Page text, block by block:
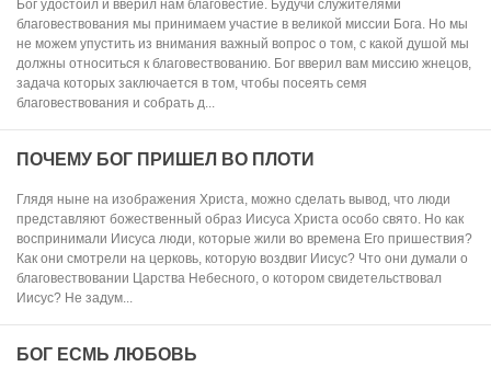
Бог удостоил и вверил нам благовестие. Будучи служителями
благовествования мы принимаем участие в великой миссии Бога. Но мы
не можем упустить из внимания важный вопрос о том, с какой душой мы
должны относиться к благовествованию. Бог вверил вам миссию жнецов,
задача которых заключается в том, чтобы посеять семя
благовествования и собрать д...
ПОЧЕМУ БОГ ПРИШЕЛ ВО ПЛОТИ
Глядя ныне на изображения Христа, можно сделать вывод, что люди
представляют божественный образ Иисуса Христа особо свято. Но как
воспринимали Иисуса люди, которые жили во времена Его пришествия?
Как они смотрели на церковь, которую воздвиг Иисус? Что они думали о
благовествовании Царства Небесного, о котором свидетельствовал
Иисус? Не задум...
БОГ ЕСМЬ ЛЮБОВЬ